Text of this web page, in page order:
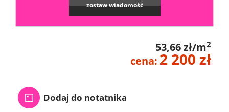
zostaw wiadomość
53,66 zł/m2
cena: 2 200 zł
Dodaj do notatnika